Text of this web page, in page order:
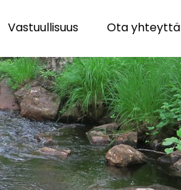
Vastuullisuus Ota yhteyttä